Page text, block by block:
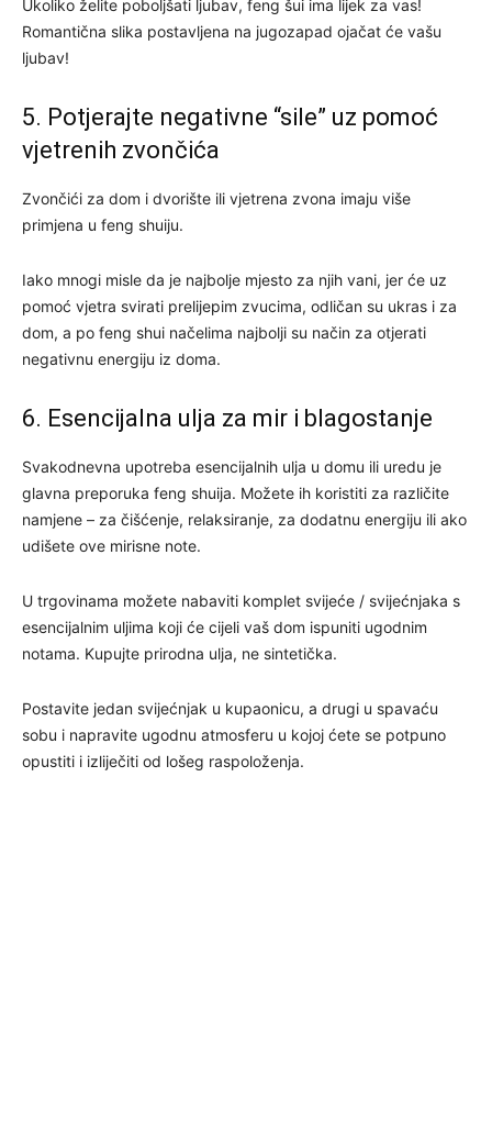
Ukoliko želite poboljšati ljubav, feng šui ima lijek za vas!
Romantična slika postavljena na jugozapad ojačat će vašu
ljubav!
5. Potjerajte negativne “sile” uz pomoć
vjetrenih zvončića
Zvončići za dom i dvorište ili vjetrena zvona imaju više
primjena u feng shuiju.
Iako mnogi misle da je najbolje mjesto za njih vani, jer će uz
pomoć vjetra svirati prelijepim zvucima, odličan su ukras i za
dom, a po feng shui načelima najbolji su način za otjerati
negativnu energiju iz doma.
6. Esencijalna ulja za mir i blagostanje
Svakodnevna upotreba esencijalnih ulja u domu ili uredu je
glavna preporuka feng shuija. Možete ih koristiti za različite
namjene – za čišćenje, relaksiranje, za dodatnu energiju ili ako
udišete ove mirisne note.
U trgovinama možete nabaviti komplet svijeće / svijećnjaka s
esencijalnim uljima koji će cijeli vaš dom ispuniti ugodnim
notama. Kupujte prirodna ulja, ne sintetička.
Postavite jedan svijećnjak u kupaonicu, a drugi u spavaću
sobu i napravite ugodnu atmosferu u kojoj ćete se potpuno
opustiti i izliječiti od lošeg raspoloženja.